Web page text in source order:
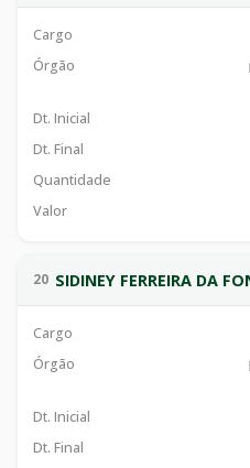
Cargo
Órgão
Dt. Inicial
Dt. Final
Quantidade
Valor
20 SIDINEY FERREIRA DA
Cargo
Órgão
Dt. Inicial
Dt. Final